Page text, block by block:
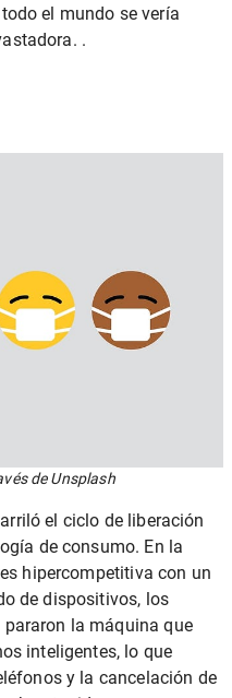
el mundo se vería
.
de Unsplash
el ciclo de liberación
de consumo. En la
hipercompetitiva con un
de dispositivos, los
pararon la máquina que
inteligentes, lo que
y la cancelación de